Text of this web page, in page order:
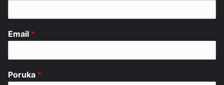
Email *
Poruka *